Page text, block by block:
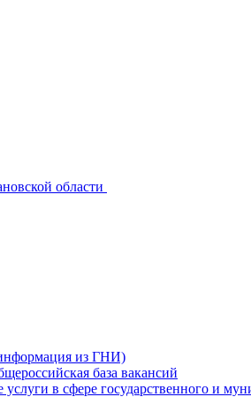
из ГНИ)
база вакансий
в сфере государственного и